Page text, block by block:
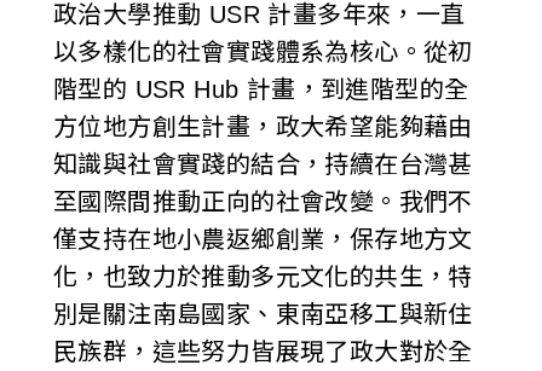
政治大學推動 USR 計畫多年來，一直
以多樣化的社會實踐體系為核心。從初
階型的 USR Hub 計畫，到進階型的全
方位地方創生計畫，政大希望能夠藉由
知識與社會實踐的結合，持續在台灣甚
至國際間推動正向的社會改變。我們不
僅支持在地小農返鄉創業，保存地方文
化，也致力於推動多元文化的共生，特
別是關注南島國家、東南亞移工與新住
民族群，這些努力皆展現了政大對於全